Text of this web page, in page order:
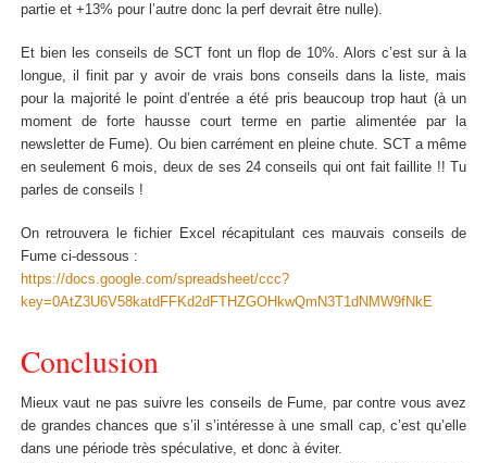
partie et +13% pour l’autre donc la perf devrait être nulle).
Et bien les conseils de SCT font un flop de 10%. Alors c’est sur à la
longue, il finit par y avoir de vrais bons conseils dans la liste, mais
pour la majorité le point d’entrée a été pris beaucoup trop haut (à un
moment de forte hausse court terme en partie alimentée par la
newsletter de Fume). Ou bien carrément en pleine chute. SCT a même
en seulement 6 mois, deux de ses 24 conseils qui ont fait faillite !! Tu
parles de conseils !
On retrouvera le fichier Excel récapitulant ces mauvais conseils de
Fume ci-dessous :
https://docs.google.com/spreadsheet/ccc?
key=0AtZ3U6V58katdFFKd2dFTHZGOHkwQmN3T1dNMW9fNkE
Conclusion
Mieux vaut ne pas suivre les conseils de Fume, par contre vous avez
de grandes chances que s’il s’intéresse à une small cap, c’est qu’elle
dans une période très spéculative, et donc à éviter.